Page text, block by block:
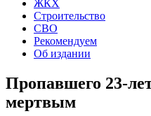
ЖКХ
Строительство
СВО
Рекомендуем
Об издании
Пропавшего 23-
мертвым